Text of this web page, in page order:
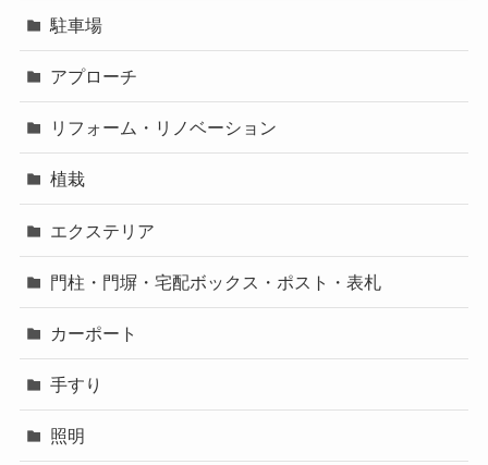
駐車場
アプローチ
リフォーム・リノベーション
植栽
エクステリア
門柱・門塀・宅配ボックス・ポスト・表札
カーポート
手すり
照明